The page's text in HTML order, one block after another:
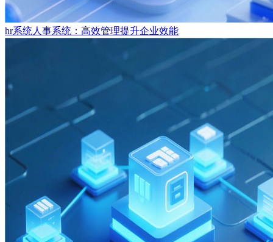
hr系统人事系统：高效管理提升企业效能